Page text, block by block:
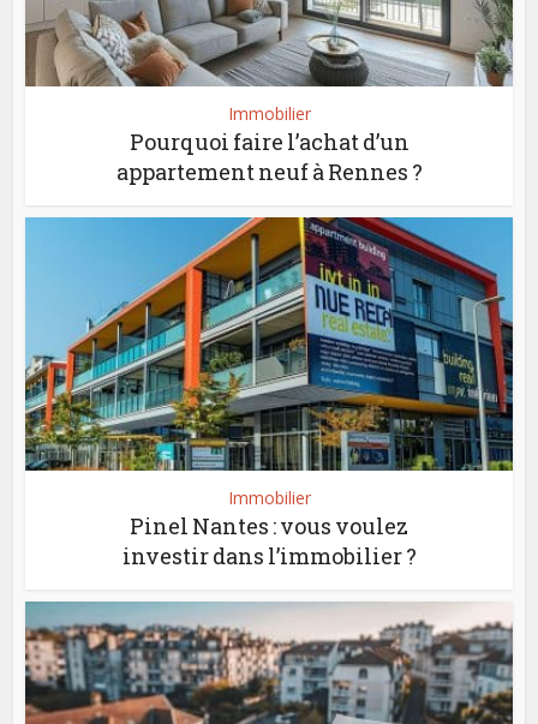
Immobilier
Pourquoi faire l’achat d’un
appartement neuf à Rennes ?
Immobilier
Pinel Nantes : vous voulez
investir dans l’immobilier ?